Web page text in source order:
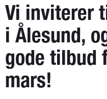
Vi inviterer
i Ålesund,
gode tilbud
mars!